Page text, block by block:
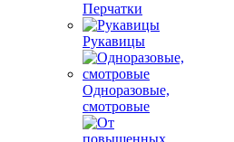
Перчатки
Рукавицы
Одноразовые,
смотровые